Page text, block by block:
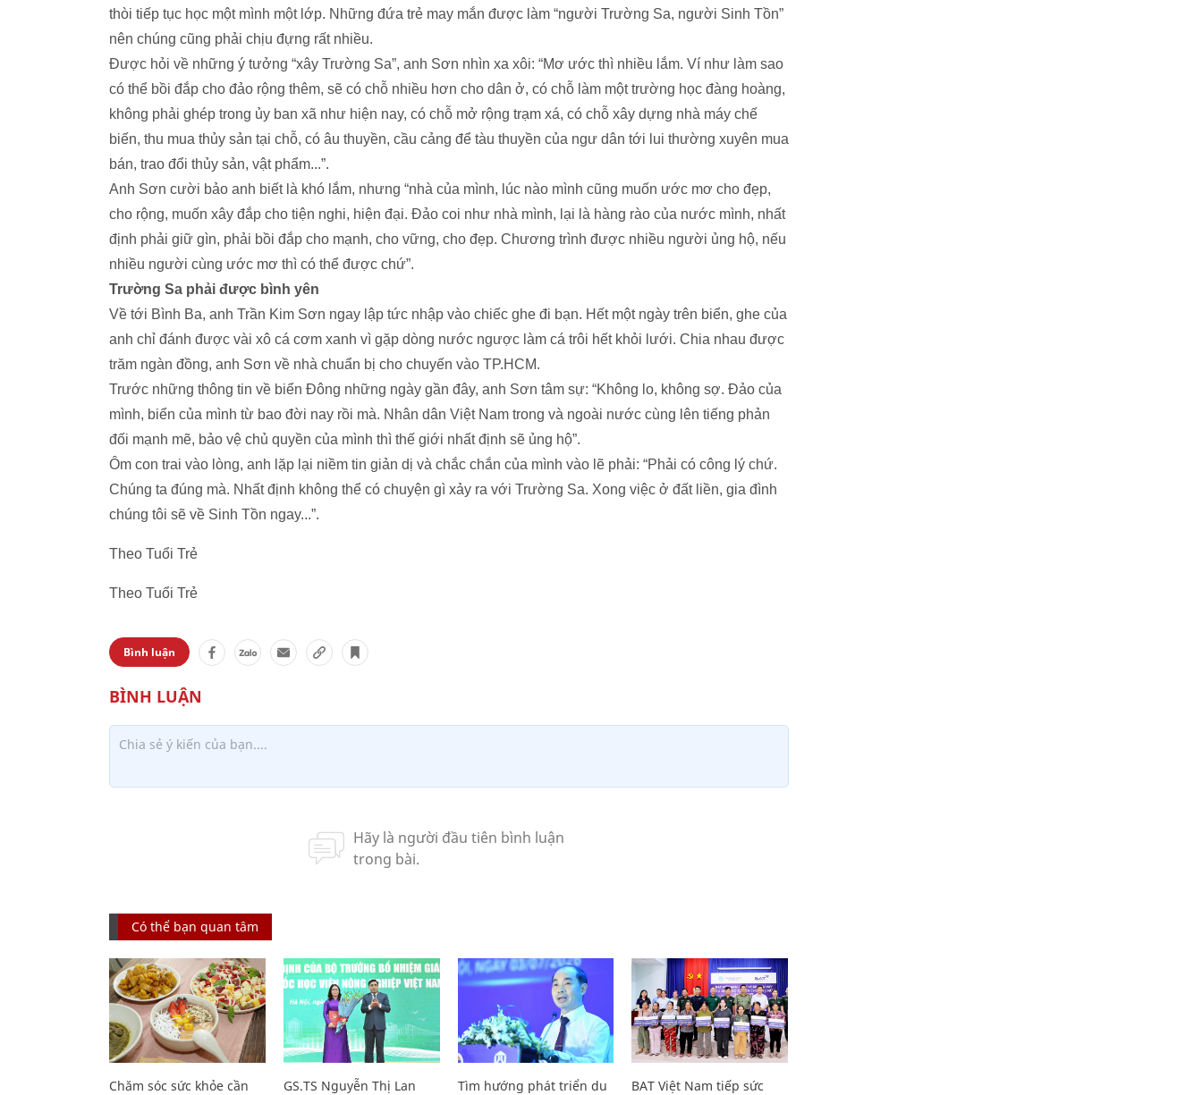
thòi tiếp tục học một mình một lớp. Những đứa trẻ may mắn được làm “người Trường Sa, người Sinh Tồn”
nên chúng cũng phải chịu đựng rất nhiều.
Được hỏi về những ý tưởng “xây Trường Sa”, anh Sơn nhìn xa xôi: “Mơ ước thì nhiều lắm. Ví như làm sao
có thể bồi đắp cho đảo rộng thêm, sẽ có chỗ nhiều hơn cho dân ở, có chỗ làm một trường học đàng hoàng,
không phải ghép trong ủy ban xã như hiện nay, có chỗ mở rộng trạm xá, có chỗ xây dựng nhà máy chế
biến, thu mua thủy sản tại chỗ, có âu thuyền, cầu cảng để tàu thuyền của ngư dân tới lui thường xuyên mua
bán, trao đổi thủy sản, vật phẩm...”.
Anh Sơn cười bảo anh biết là khó lắm, nhưng “nhà của mình, lúc nào mình cũng muốn ước mơ cho đẹp,
cho rộng, muốn xây đắp cho tiện nghi, hiện đại. Đảo coi như nhà mình, lại là hàng rào của nước mình, nhất
định phải giữ gìn, phải bồi đắp cho mạnh, cho vững, cho đẹp. Chương trình được nhiều người ủng hộ, nếu
nhiều người cùng ước mơ thì có thể được chứ”.
Trường Sa phải được bình yên
Về tới Bình Ba, anh Trần Kim Sơn ngay lập tức nhập vào chiếc ghe đi bạn. Hết một ngày trên biển, ghe của
anh chỉ đánh được vài xô cá cơm xanh vì gặp dòng nước ngược làm cá trôi hết khỏi lưới. Chia nhau được
trăm ngàn đồng, anh Sơn về nhà chuẩn bị cho chuyến vào TP.HCM.
Trước những thông tin về biển Đông những ngày gần đây, anh Sơn tâm sự: “Không lo, không sợ. Đảo của
mình, biển của mình từ bao đời nay rồi mà. Nhân dân Việt Nam trong và ngoài nước cùng lên tiếng phản
đối mạnh mẽ, bảo vệ chủ quyền của mình thì thế giới nhất định sẽ ủng hộ”.
Ôm con trai vào lòng, anh lặp lại niềm tin giản dị và chắc chắn của mình vào lẽ phải: “Phải có công lý chứ.
Chúng ta đúng mà. Nhất định không thể có chuyện gì xảy ra với Trường Sa. Xong việc ở đất liền, gia đình
chúng tôi sẽ về Sinh Tồn ngay...”.
Theo Tuổi Trẻ
Theo Tuổi Trẻ
Bình luận
Có thể bạn quan tâm
Chăm sóc sức khỏe cần GS.TS Nguyễn Thị Lan Tìm hướng phát triển du BAT Việt Nam tiếp sức